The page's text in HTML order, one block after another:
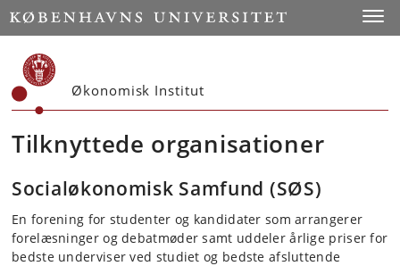
Start
Økonomisk Institut
Tilknyttede organisationer
Socialøkonomisk Samfund (SØS)
En forening for studenter og kandidater som arrangerer
forelæsninger og debatmøder samt uddeler årlige priser for
bedste underviser ved studiet og bedste afsluttende